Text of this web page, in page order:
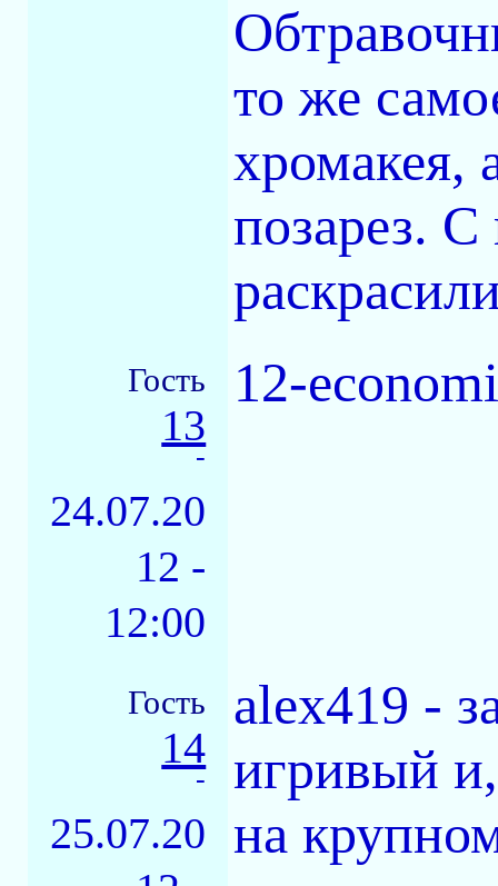
то же
хромакея,
позарез.
Гость
13
-
24.07.20
12 -
12:00
12-
Гость
14
-
25.07.20
alex419 -
игривый
на